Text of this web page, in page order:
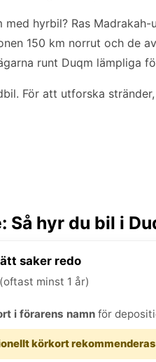
hyrbil? Ras
150 km norrut och de
runt Duqm lämpliga
För att utforska
Så hyr du bil i
saker redo
minst 1 år)
i förarens namn för
körkort rekommenderas